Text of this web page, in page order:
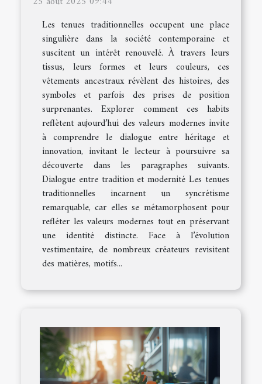
Les tenues traditionnelles occupent une place
singulière dans la société contemporaine et
suscitent un intérêt renouvelé. À travers leurs
tissus, leurs formes et leurs couleurs, ces
vêtements ancestraux révèlent des histoires, des
symboles et parfois des prises de position
surprenantes. Explorer comment ces habits
reflètent aujourd’hui des valeurs modernes invite
à comprendre le dialogue entre héritage et
innovation, invitant le lecteur à poursuivre sa
découverte dans les paragraphes suivants.
Dialogue entre tradition et modernité Les tenues
traditionnelles incarnent un syncrétisme
remarquable, car elles se métamorphosent pour
refléter les valeurs modernes tout en préservant
une identité distincte. Face à l’évolution
vestimentaire, de nombreux créateurs revisitent
des matières, motifs...